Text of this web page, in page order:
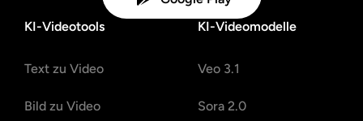
KI-Videotools
Text zu Video
Bild zu Video
KI-Videomodelle
Veo 3.1
Sora 2.0